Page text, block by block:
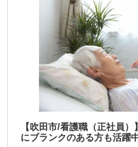
【吹田市/看護職（正社員
にブランクのある方も活躍